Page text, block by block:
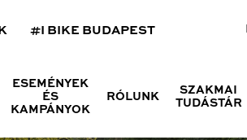
#I BIKE BUDAPEST
ESEMÉNYEK
ÉS
KAMPÁNYOK
RÓLUNK
SZAKMAI
TUDÁSTÁR